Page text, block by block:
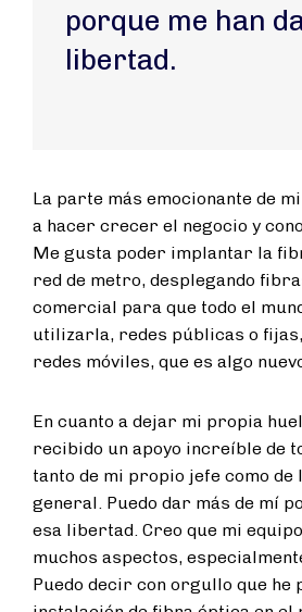
porque me han
libertad.
La parte más emocionante de
a hacer crecer el negocio y
Me gusta poder implantar la
red de metro, desplegando
comercial para que todo el
utilizarla, redes públicas o
redes móviles, que es algo
En cuanto a dejar mi propia
recibido un apoyo increíble de
tanto de mi propio jefe como de
general. Puedo dar más de mí
esa libertad. Creo que mi
muchos aspectos,
Puedo decir con orgullo que he